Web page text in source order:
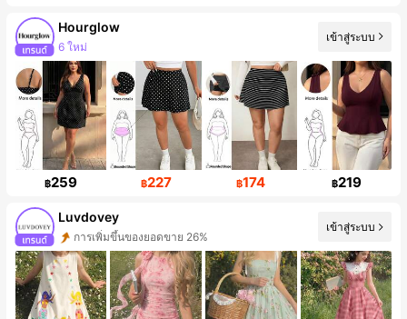
Hourglow
การเพิ่มขึ้นของผู้ติดตาม 170%
เข้าสู่ระบบ
฿259 ฿227 ฿174 ฿219
Luvdovey
การเพิ่มขึ้นของผู้ติดตาม 47%
เข้าสู่ระบบ